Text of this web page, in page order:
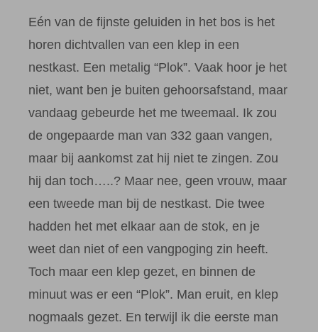
Eén van de fijnste geluiden in het bos is het
horen dichtvallen van een klep in een
nestkast. Een metalig “Plok”. Vaak hoor je het
niet, want ben je buiten gehoorsafstand, maar
vandaag gebeurde het me tweemaal. Ik zou
de ongepaarde man van 332 gaan vangen,
maar bij aankomst zat hij niet te zingen. Zou
hij dan toch…..? Maar nee, geen vrouw, maar
een tweede man bij de nestkast. Die twee
hadden het met elkaar aan de stok, en je
weet dan niet of een vangpoging zin heeft.
Toch maar een klep gezet, en binnen de
minuut was er een “Plok”. Man eruit, en klep
nogmaals gezet. En terwijl ik die eerste man